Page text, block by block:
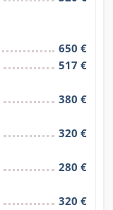
650 €
517 €
380 €
320 €
280 €
320 €